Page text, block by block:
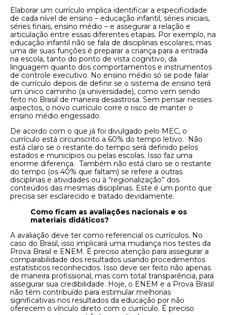
Elaborar um currículo implica identificar a especificidade
de cada nível de ensino – educação infantil, séries iniciais,
séries finais, ensino médio – e assegurar a relação e
articulação entre essas diferentes etapas. Por exemplo, na
educação infantil não se fala de disciplinas escolares, mas
uma de suas funções é preparar a criança para a entrada
na escola, tanto do ponto de vista cognitivo, da
linguagem quanto dos comportamentos e instrumentos
de controle executivo. No ensino médio só se pode falar
de currículo depois de definir se o sistema de ensino terá
um único caminho (a universidade), como vem sendo
feito no Brasil de maneira desastrosa. Sem pensar nesses
aspectos, o novo currículo corre o risco de manter o
ensino médio engessado.
De acordo com o que já foi divulgado pelo MEC, o
currículo está circunscrito a 60% do tempo letivo. Não
está claro se o restante do tempo será definido pelos
estados e municípios ou pelas escolas. Isso faz uma
enorme diferença. Também não está claro se o restante
do tempo (os 40% que faltam) se refere a outras
disciplinas e atividades ou à “regionalização” dos
conteúdos das mesmas disciplinas. Este é um ponto que
precisa ser esclarecido e tratado devidamente.
Como ficam as avaliações nacionais e os
materiais didáticos?
A avaliação deve ter como referencial os currículos. No
caso do Brasil, isso implicará uma mudança nos testes da
Prova Brasil e ENEM. É preciso atenção para assegurar a
comparabilidade dos resultados usando procedimentos
estatísticos reconhecidos. Isso deve ser feito não apenas
de maneira profissional, mas com total transparência, para
assegurar sua credibilidade. Hoje, o ENEM e a Prova Brasil
não têm contribuído para estimular melhorias
significativas nos resultados da educação por não
oferecem o vínculo direto com o currículo. É preciso